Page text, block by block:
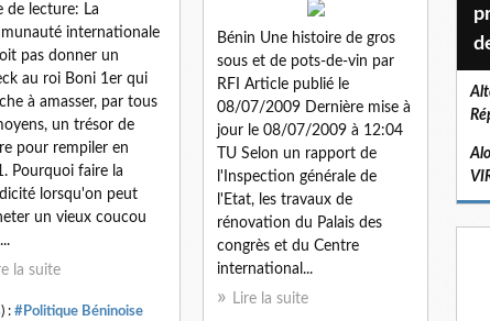
de lecture: La
internationale
pas donner un
au roi Boni 1er qui
à amasser, par tous
un trésor de
pour rempiler en
Pourquoi faire la
lorsqu'on peut
un vieux coucou
la suite
: #Politique Béninoise
Bénin Une histoire de gros
sous et de pots-de-vin par
RFI Article publié le
08/07/2009 Dernière mise à
jour le 08/07/2009 à 12:04
TU Selon un rapport de
l'Inspection générale de
l'Etat, les travaux de
rénovation du Palais des
congrès et du Centre
international...
Lire la suite